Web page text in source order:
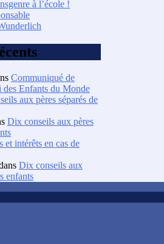
à l’école !
Communiqué de
des Enfants du Monde
aux pères séparés de
Dix conseils aux pères
et intérêts en cas de
Dix conseils aux
enfants